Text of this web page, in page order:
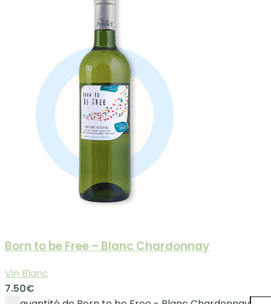
Born to be Free – Blanc Chardonnay
Vin Blanc
7.50€